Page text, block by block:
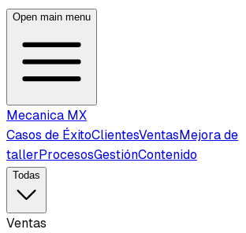
Open main menu
Mecanica MX
Casos de ÉxitoClientesVentasMejora de
tallerProcesosGestiónContenido
Todas
Ventas